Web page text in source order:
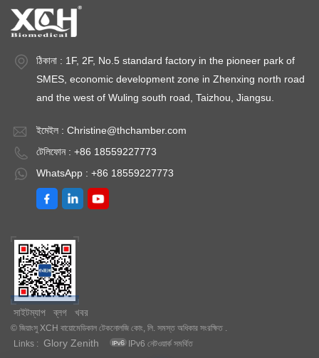
ঠিকানা : 1F, 2F, No.5 standard factory in the pioneer park of
SMES, economic development zone in Zhenxing north road
and the west of Wuling south road, Taizhou, Jiangsu.
ইমেইল : Christine@thchamber.com
টেলিফোন : +86 18559227773
WhatsApp : +86 18559227773
সাইটম্যাপ ব্লগ খবর
© জিয়াংসু XCH বায়োমেডিকাল টেকনোলজি কোং, লি. সমস্ত অধিকার সংরক্ষিত .
Links :
Glory Zenith IPv6 নেটওয়ার্ক সমর্থিত